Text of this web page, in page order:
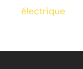
électrique